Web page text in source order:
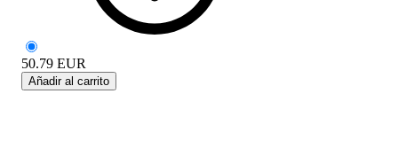
50.79 EUR
Añadir al carrito